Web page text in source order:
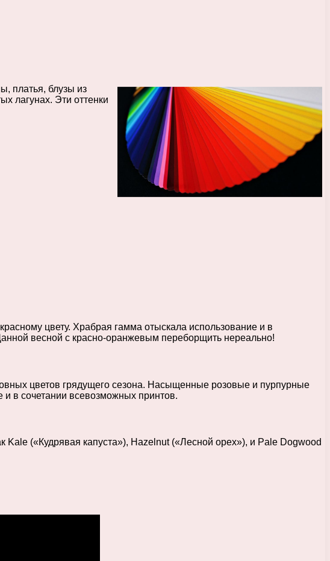
платья, блузы из
лагунах. Эти оттенки
цвету. Храбрая гамма отыскала использование и в
весной с красно-оранжевым переборщить нереально!
цветов грядущего сезона. Насыщенные розовые и пурпурные
и в сочетании всевозможных принтов.
Kale («Кудрявая капуста»), Hazelnut («Лесной орех»), и Pale Dogwood